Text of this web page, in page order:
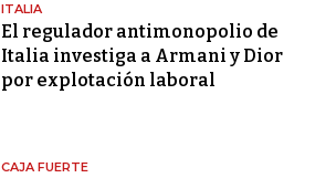
ITALIA
El regulador antimonopolio de
Italia investiga a Armani y Dior
por explotación laboral
CAJA FUERTE